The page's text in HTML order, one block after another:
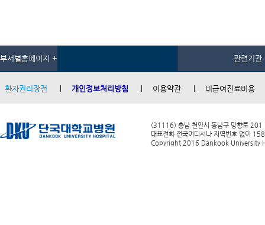
부서별홈페이지 + 관련기관
환자권리장전 개인정보처리방침 이용약관 비급여진료비용
(31116) 충남 천안시 동남구 망향로 201
대표전화 전국어디서나 지역번호 없이
Copyright 2016 Dankook University